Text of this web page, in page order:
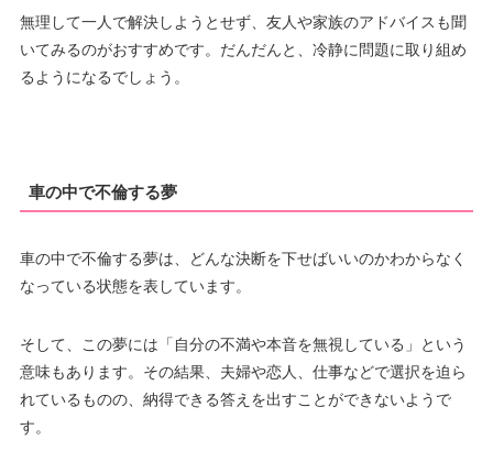
無理して一人で解決しようとせず、友人や家族のアドバイスも聞
いてみるのがおすすめです。だんだんと、冷静に問題に取り組め
るようになるでしょう。
車の中で不倫する夢
車の中で不倫する夢は、どんな決断を下せばいいのかわからなく
なっている状態を表しています。
そして、この夢には「自分の不満や本音を無視している」という
意味もあります。その結果、夫婦や恋人、仕事などで選択を迫ら
れているものの、納得できる答えを出すことができないようで
す。